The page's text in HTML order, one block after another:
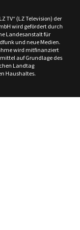
TV“ (LZ Television) der
wird gefördert durch
Landesanstalt für
und neue Medien.
wird mitfinanziert
auf Grundlage des
Landtag
Haushaltes.